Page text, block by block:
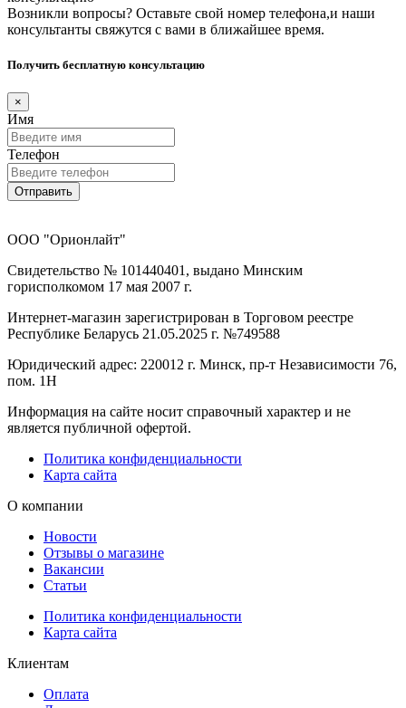
Возникли вопросы? Оставьте свой номер телефона,и наши
консультанты свяжутся с вами в ближайшее время.
Получить бесплатную консультацию
×
Имя
Телефон
Отправить
ООО "Орионлайт"
Свидетельство № 101440401, выдано Минским
горисполкомом 17 мая 2007 г.
Интернет-магазин зарегистрирован в Торговом реестре
Республике Беларусь 21.05.2025 г. №749588
Юридический адрес: 220012 г. Минск, пр-т Независимости 76,
пом. 1Н
Информация на сайте носит справочный характер и не
является публичной офертой.
Политика конфиденциальности
Карта сайта
О компании
Новости
Отзывы о магазине
Вакансии
Статьи
Политика конфиденциальности
Карта сайта
Клиентам
Оплата